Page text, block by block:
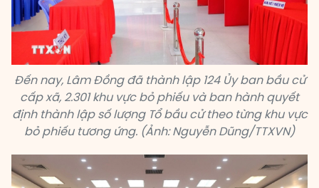
Đến nay, Lâm Đồng đã thành lập 124 Ủy ban bầu cử
cấp xã, 2.301 khu vực bỏ phiếu và ban hành quyết
định thành lập số lượng Tổ bầu cử theo từng khu vực
bỏ phiếu tương ứng. (Ảnh: Nguyễn Dũng/TTXVN)